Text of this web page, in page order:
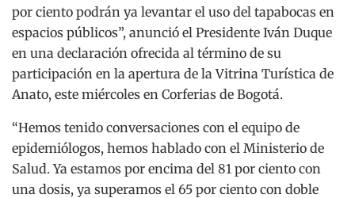
por ciento podrán ya levantar el uso del tapabocas en
espacios públicos”, anunció el Presidente Iván Duque
en una declaración ofrecida al término de su
participación en la apertura de la Vitrina Turística de
Anato, este miércoles en Corferias de Bogotá.
“Hemos tenido conversaciones con el equipo de
epidemiólogos, hemos hablado con el Ministerio de
Salud. Ya estamos por encima del 81 por ciento con
una dosis, ya superamos el 65 por ciento con doble